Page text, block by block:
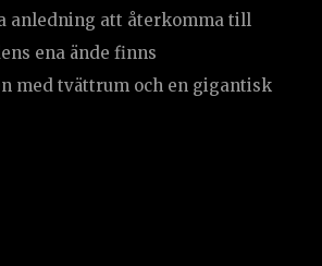
anledning att återkomma till
ena ände finns
med tvättrum och en gigantisk